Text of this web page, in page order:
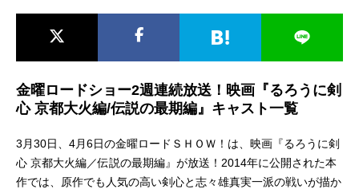
金曜ロードショー2週連続放送！映画『るろうに剣
心 京都大火編/伝説の最期編』キャスト一覧
3月30日、4月6日の金曜ロードＳＨＯＷ！は、映画『るろうに剣
心 京都大火編／伝説の最期編』が放送！2014年に公開された本
作では、原作でも人気の高い剣心と志々雄真実一派の戦いが描か